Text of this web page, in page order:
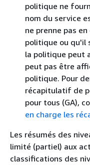
politique ne
nom du service
ne prenne pas
politique ou qu'il
la politique peut
peut pas être
politique. Pour
récapitulatif de
pour tous (GA),
en charge les
Les résumés des
limité (partiel) aux
classifications des